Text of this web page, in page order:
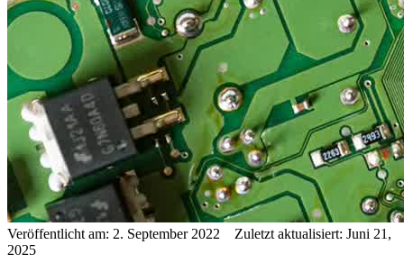
Veröffentlicht am: 2. September 2022 Zuletzt aktualisiert: Juni 21,
2025